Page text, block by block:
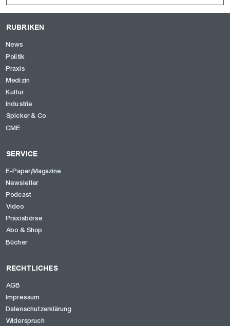
RUBRIKEN
News
Politik
Praxis
Medizin
Kultur
Industrie
Spicker & Co
CME
SERVICE
E-Paper/Magazine
Newsletter
Podcast
Video
Praxisbörse
Abo & Shop
Bücher
RECHTLICHES
AGB
Impressum
Datenschutzerklärung
Widerspruch